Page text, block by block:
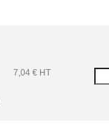
7,04 € HT